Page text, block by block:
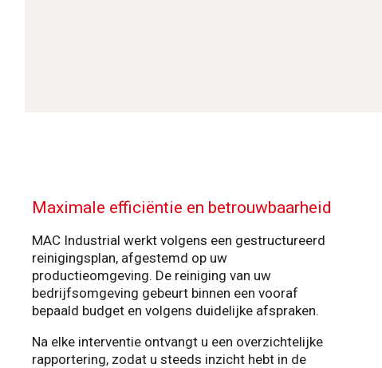
Maximale efficiëntie en betrouwbaarheid
MAC Industrial werkt volgens een gestructureerd
reinigingsplan, afgestemd op uw
productieomgeving. De reiniging van uw
bedrijfsomgeving gebeurt binnen een vooraf
bepaald budget en volgens duidelijke afspraken.
Na elke interventie ontvangt u een overzichtelijke
rapportering, zodat u steeds inzicht hebt in de